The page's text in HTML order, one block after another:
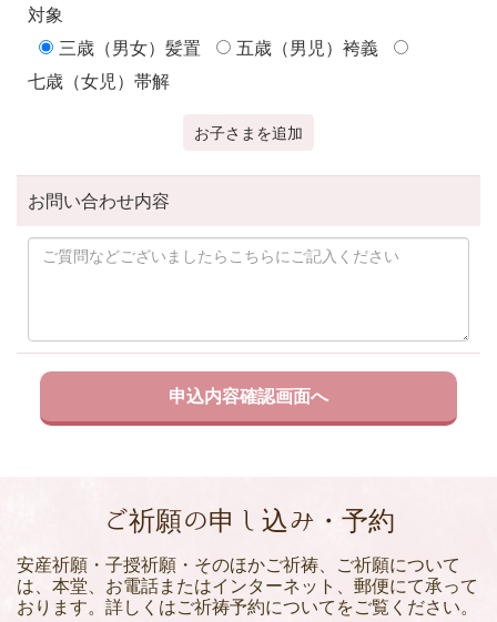
対象
三歳（男女）髪置
五歳（男児）袴義
七歳（女児）帯解
お子さまを追加
お問い合わせ内容
ご祈願の申し込み・予約
安産祈願・子授祈願・そのほかご祈祷、ご祈願について
は、本堂、お電話またはインターネット、郵便にて承って
おります。詳しくはご祈祷予約についてをご覧ください。